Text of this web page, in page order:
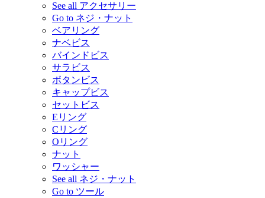
See all アクセサリー
Go to ネジ・ナット
ベアリング
ナベビス
バインドビス
サラビス
ボタンビス
キャップビス
セットビス
Eリング
Cリング
Oリング
ナット
ワッシャー
See all ネジ・ナット
Go to ツール